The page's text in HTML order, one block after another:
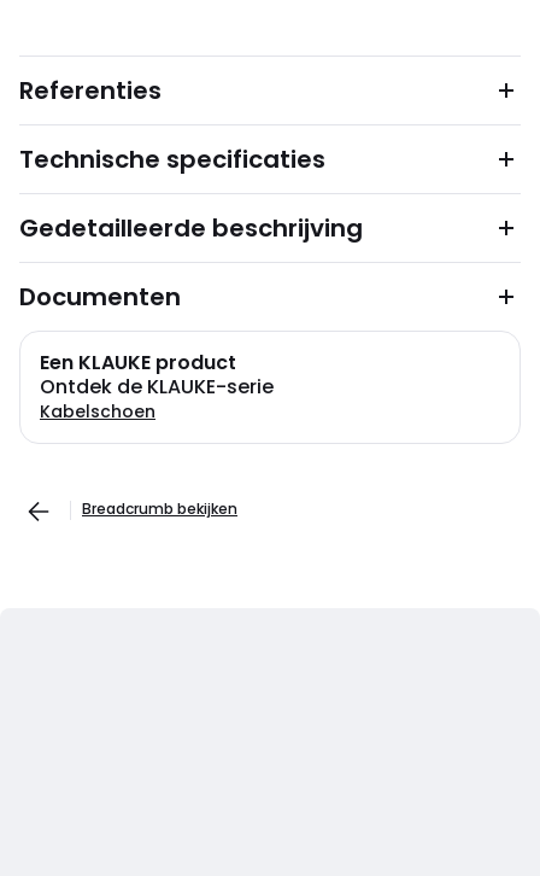
Referenties
Technische specificaties
Gedetailleerde beschrijving
Documenten
Een KLAUKE product
Ontdek de KLAUKE-serie
Kabelschoen
Breadcrumb bekijken